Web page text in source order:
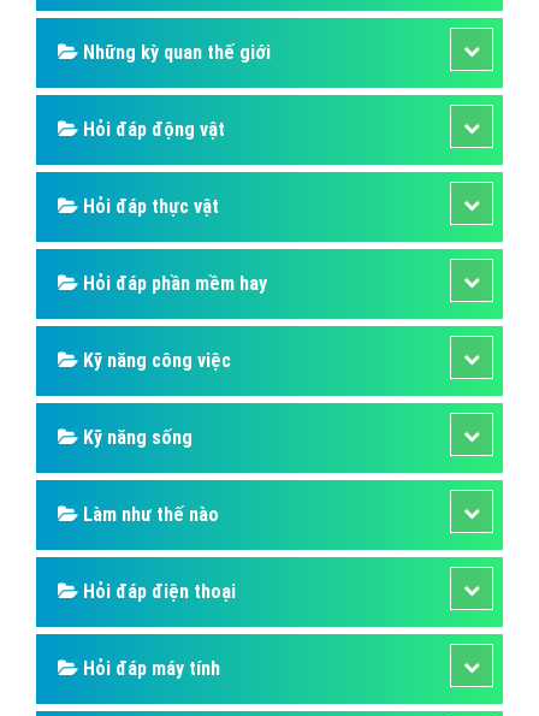
Những kỳ quan thế giới
Hỏi đáp động vật
Hỏi đáp thực vật
Hỏi đáp phần mềm hay
Kỹ năng công việc
Kỹ năng sống
Làm như thế nào
Hỏi đáp điện thoại
Hỏi đáp máy tính